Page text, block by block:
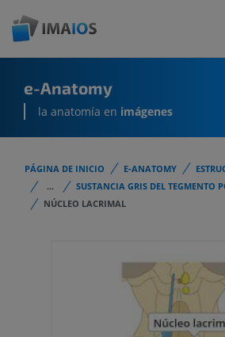
e-Anatomy
la anatomía en imágenes
PÁGINA DE INICIO E-ANATOMY
...
SUSTANCIA GRIS DEL TEGMENTO
NÚCLEO LACRIMAL